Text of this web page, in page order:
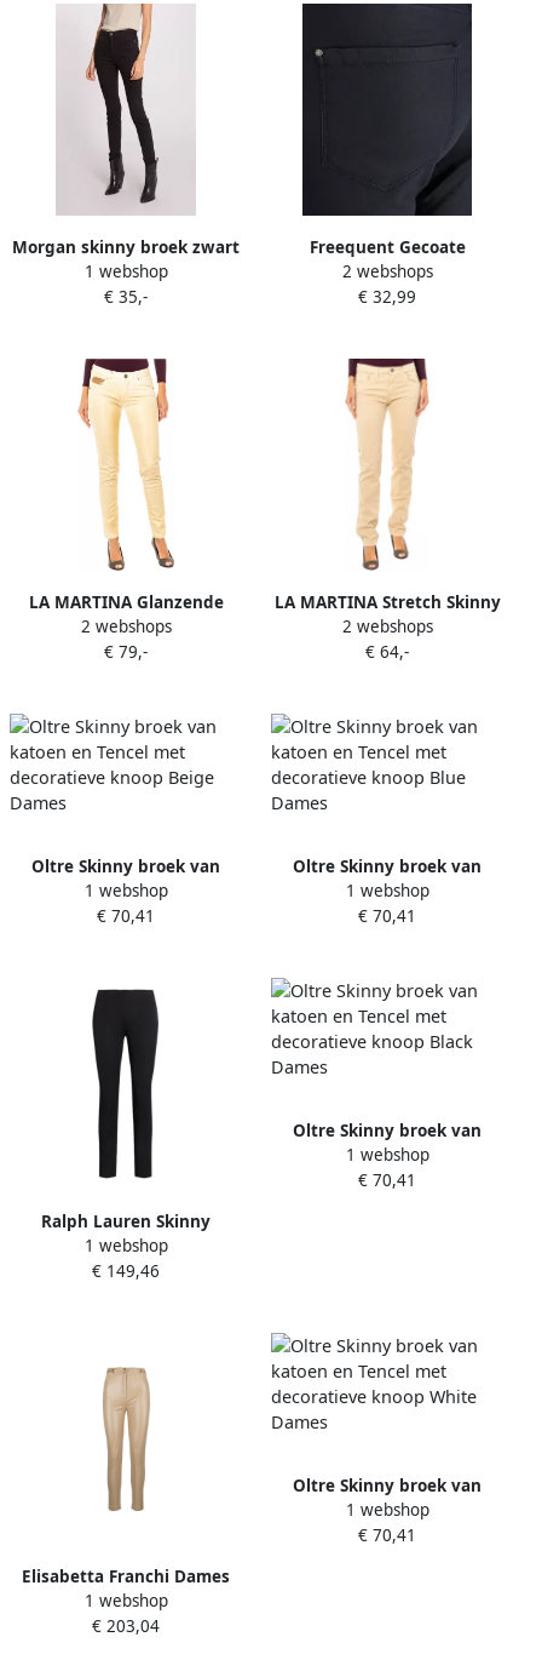
Morgan skinny broek zwart
1 webshop
€ 35,-
Freequent Gecoate
Powerstretch Skinny Broek
Blauw Blue Dames
2 webshops
€ 32,99
LA MARTINA Glanzende
Skinny Broek voor Vrouwen
Yellow Dames
2 webshops
€ 79,-
LA MARTINA Stretch Skinny
Broek voor Vrouwen Beige
Dames
2 webshops
€ 64,-
Oltre Skinny broek van
katoen en Tencel met
decoratieve knoop Beige
1 webshop
€ 70,41
Oltre Skinny broek van
katoen en Tencel met
decoratieve knoop Blue
1 webshop
€ 70,41
Ralph Lauren Skinny
Broeken Black Dames
1 webshop
€ 149,46
Oltre Skinny broek van
katoen en Tencel met
decoratieve knoop Black
1 webshop
€ 70,41
Elisabetta Franchi Dames
Skinny Broek met Rits Beige
Dames
1 webshop
€ 203,04
Oltre Skinny broek van
katoen en Tencel met
decoratieve knoop White
1 webshop
€ 70,41